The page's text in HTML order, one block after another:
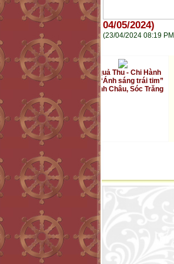
04/05/2024)
(23/04/2024 08:19
Kết quả Thu - Chi Hành
trình “Ánh sáng trái tim”
tại Vĩnh Châu, Sóc Trăng